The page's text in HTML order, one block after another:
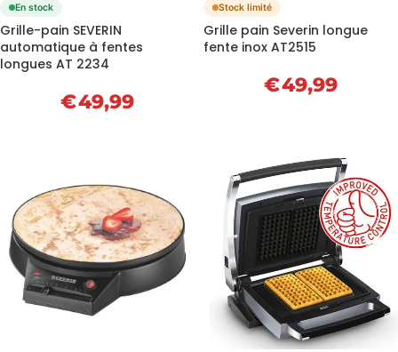
En stock
Grille-pain SEVERIN
automatique à fentes
longues AT 2234
€49,99
Stock limité
Grille pain Severin longue
fente inox AT2515
€49,99